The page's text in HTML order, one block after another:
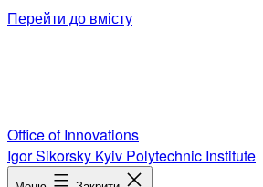
Перейти до вмісту
Office of Innovations
Igor Sikorsky Kyiv Polytechnic Institute